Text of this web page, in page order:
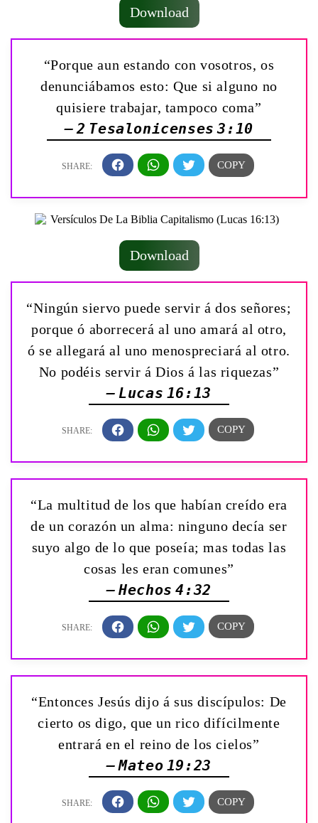
Download
“Porque aun estando con vosotros, os
denunciábamos esto: Que si alguno no
quisiere trabajar, tampoco coma”
— 2 Tesalonicenses 3:10
Download
“Ningún siervo puede servir á dos señores;
porque ó aborrecerá al uno amará al otro,
ó se allegará al uno menospreciará al otro.
No podéis servir á Dios á las riquezas”
— Lucas 16:13
“La multitud de los que habían creído era
de un corazón un alma: ninguno decía ser
suyo algo de lo que poseía; mas todas las
cosas les eran comunes”
— Hechos 4:32
“Entonces Jesús dijo á sus discípulos: De
cierto os digo, que un rico difícilmente
entrará en el reino de los cielos”
— Mateo 19:23